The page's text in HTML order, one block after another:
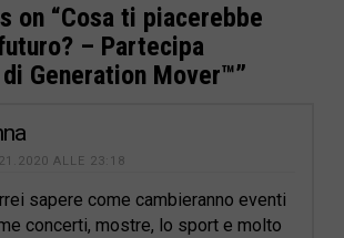
on “Cosa ti piacerebbe
– Partecipa
Generation Mover™”
ALLE 23:18
sapere come cambieranno eventi
concerti, mostre, lo sport e molto